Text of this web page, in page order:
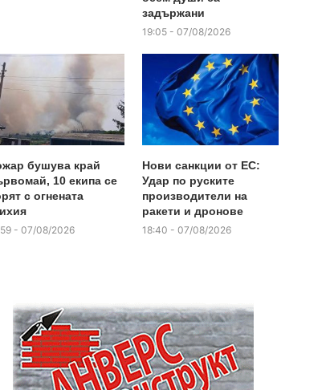
задържани
19:05 - 07/08/2026
бушува край
10 екипа се
с огнената
- 07/08/2026
Нови санкции от ЕС:
Удар по руските
производители на
ракети и дронове
18:40 - 07/08/2026